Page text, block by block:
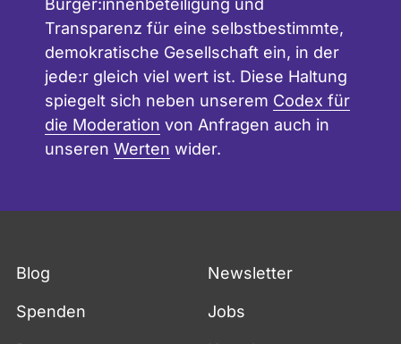
Bürger:innenbeteiligung und
Transparenz für eine selbstbestimmte,
demokratische Gesellschaft ein, in der
jede:r gleich viel wert ist. Diese Haltung
spiegelt sich neben unserem Codex für
die Moderation von Anfragen auch in
unseren Werten wider.
Blog Newsletter
Spenden Jobs